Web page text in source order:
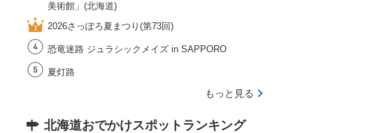
美術館」(北海道)
2026さっぽろ夏まつり(第73回)
恐竜迷路 ジュラシックメイズ in SAPPORO
夏灯路
もっと見る
北海道おでかけスポットランキング